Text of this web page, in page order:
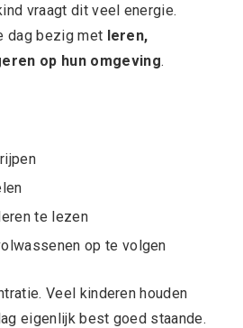
vraagt dit veel energie.
dag bezig met leren,
op hun omgeving.
te lezen
op te volgen
Veel kinderen houden
eigenlijk best goed staande.